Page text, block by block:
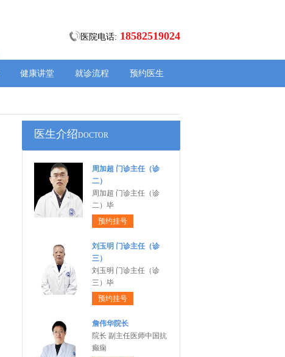
医院电话: 18582519024
健康讲堂 就诊流程 预约医生
医生介绍DOCTOR
周加超 门诊主任（诊
二）
周加超 门诊主任（诊
二）毕
预约挂号
刘玉明 门诊主任（诊
三）
刘玉明 门诊主任（诊
三）毕
预约挂号
詹伟华院长
院长 副主任医师中国抗
癫痫